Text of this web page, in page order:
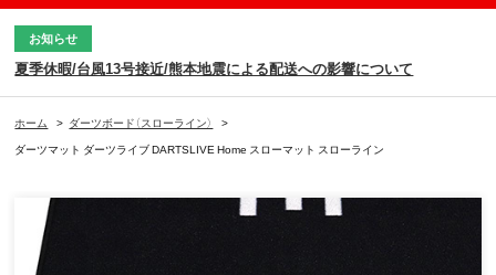
お知らせ
夏季休暇/台風13号接近/熊本地震による配送への影響について
ホーム > ダーツボード（スローライン）
>
ダーツマット ダーツライブ DARTSLIVE Home スローマット スローライン